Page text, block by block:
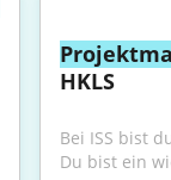
HKLS
Bei ISS bist
Du bist ein